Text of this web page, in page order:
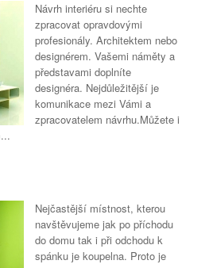
Návrh interiéru si nechte
zpracovat opravdovými
profesionály. Architektem nebo
designérem. Vašemi náměty a
představami doplníte
designéra. Nejdůležitější je
komunikace mezi Vámi a
zpracovatelem návrhu.Můžete i
Nejčastější místnost, kterou
navštěvujeme jak po příchodu
do domu tak i při odchodu k
spánku je koupelna. Proto je